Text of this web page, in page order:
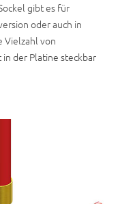
gibt es für
oder auch in
Vielzahl von
der Platine steckbar